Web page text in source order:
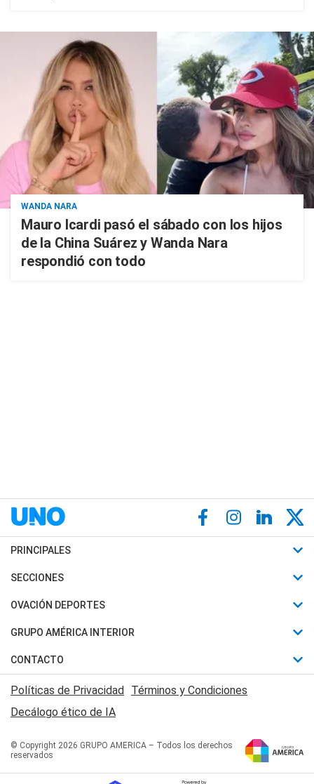
WANDA NARA
Mauro Icardi pasó el sábado con los hijos
de la China Suárez y Wanda Nara
respondió con todo
PRINCIPALES
Últimas Noticias
Política
Judiciales
Economia
SECCIONES
Horóscopo
Motores
Trucos caseros
Series y Películas
Edictos y Solicitadas
OVACIÓN DEPORTES
Fútbol
Mundial
Automovilismo
Rugby
Tenis
Básquet
GRUPO AMÉRICA INTERIOR
Canal 7 en Vivo
San Juan 8
CONTACTO
Acerca de Nosotros
Contactanos
Políticas de Privacidad Términos y Condiciones
Decálogo ético de IA
© Copyright 2026 GRUPO AMERICA – Todos los derechos
reservados